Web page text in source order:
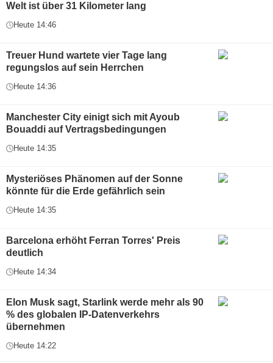
Welt ist über 31 Kilometer lang
Heute 14:46
Treuer Hund wartete vier Tage lang
regungslos auf sein Herrchen
Heute 14:36
Manchester City einigt sich mit Ayoub
Bouaddi auf Vertragsbedingungen
Heute 14:35
Mysteriöses Phänomen auf der Sonne
könnte für die Erde gefährlich sein
Heute 14:35
Barcelona erhöht Ferran Torres' Preis
deutlich
Heute 14:34
Elon Musk sagt, Starlink werde mehr als 90
% des globalen IP-Datenverkehrs
übernehmen
Heute 14:22